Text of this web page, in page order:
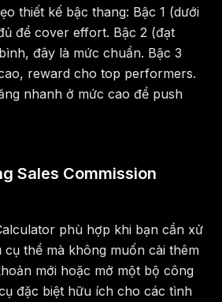
thiết kế bậc thang: Bậc 1 (dưới
để cover effort. Bậc 2 (đạt
đây là mức chuẩn. Bậc 3
reward cho top performers.
nhanh ở mức cao để push
Sales Commission
phù hợp khi bạn cần xử
thể mà không muốn cài thêm
mới hoặc mở một bộ công
đặc biệt hữu ích cho các tình